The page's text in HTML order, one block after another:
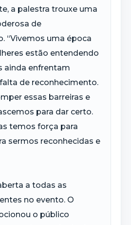
a palestra trouxe uma
de
“Vivemos uma época
estão entendendo
ainda enfrentam
de reconhecimento.
essas barreiras e
para dar certo.
temos força para
sermos reconhecidas e
a todas as
no evento. O
o público